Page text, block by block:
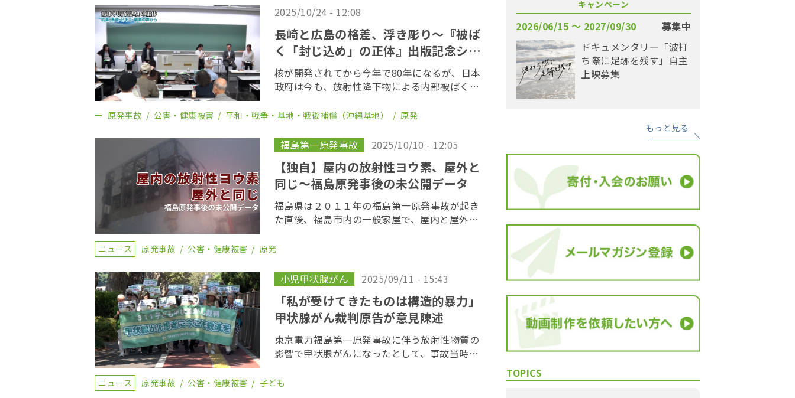
菅原明教授 […]
2025/10/24 - 12:08
長崎と広島の格差、浮き彫り〜『被ば
く「封じ込め」の正体』出版記念シン
ポ
核が開発されてから今年で80年になるが、日本
政府は今も、放射性降下物による内部被ばくや
して米国の水爆実験により太平洋場で被ばくし
ばくした […]
原発事故 公害・健康被害 平和・戦争・基地・戦後補償（沖縄基地） 原発
福島第一原発事故 2025/10/10 - 12:05
【独自】屋内の放射性ヨウ素、屋外と
同じ〜福島原発事後の未公開データ
福島県は２０１１年の福島第一原発事故が起き
た直後、福島市内の一般家屋で、屋内と屋外の
ング（大気中に浮遊している塵（ダスト）の採
[…]
ニュース 原発事故 公害・健康被害 原発
小児甲状腺がん 2025/09/11 - 15:43
「私が受けてきたものは構造的暴力」
甲状腺がん裁判原告が意見陳述
東京電力福島第一原発事故に伴う放射性物質の
影響で甲状腺がんになったとして、事故当時、
償を求めた「３１１子ども甲状腺がん裁判」の
ニュース 原発事故 公害・健康被害 子ども
キャンペーン
2026/06/15 〜 2027/09/30
募集中
ドキュメンタリー「波打
ち際に足跡を残す」自主
上映募集
もっと見る
TOPICS